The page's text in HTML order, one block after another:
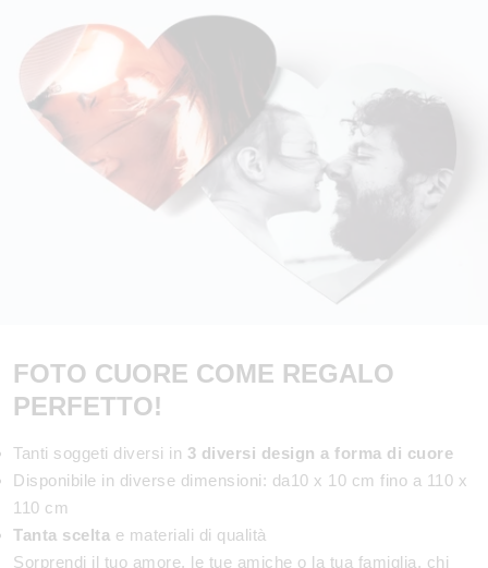
FOTO CUORE COME REGALO
PERFETTO!
Tanti soggeti diversi in 3 diversi design a forma di cuore
Disponibile in diverse dimensioni: da10 x 10 cm fino a 110 x
110 cm
Tanta scelta e materiali di qualità
Sorprendi il tuo amore, le tue amiche o la tua famiglia, chi